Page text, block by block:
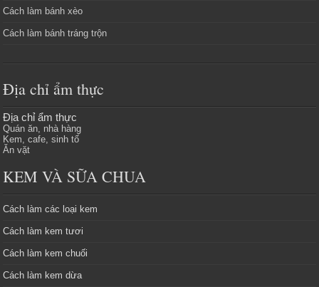
Cách làm bánh xèo
Cách làm bánh tráng trộn
Địa chỉ ẩm thực
Địa chỉ ẩm thực
Quán ăn, nhà hàng
Kem, cafe, sinh tố
Ăn vặt
KEM VÀ SỮA CHUA
Cách làm các loại kem
Cách làm kem tươi
Cách làm kem chuối
Cách làm kem dừa